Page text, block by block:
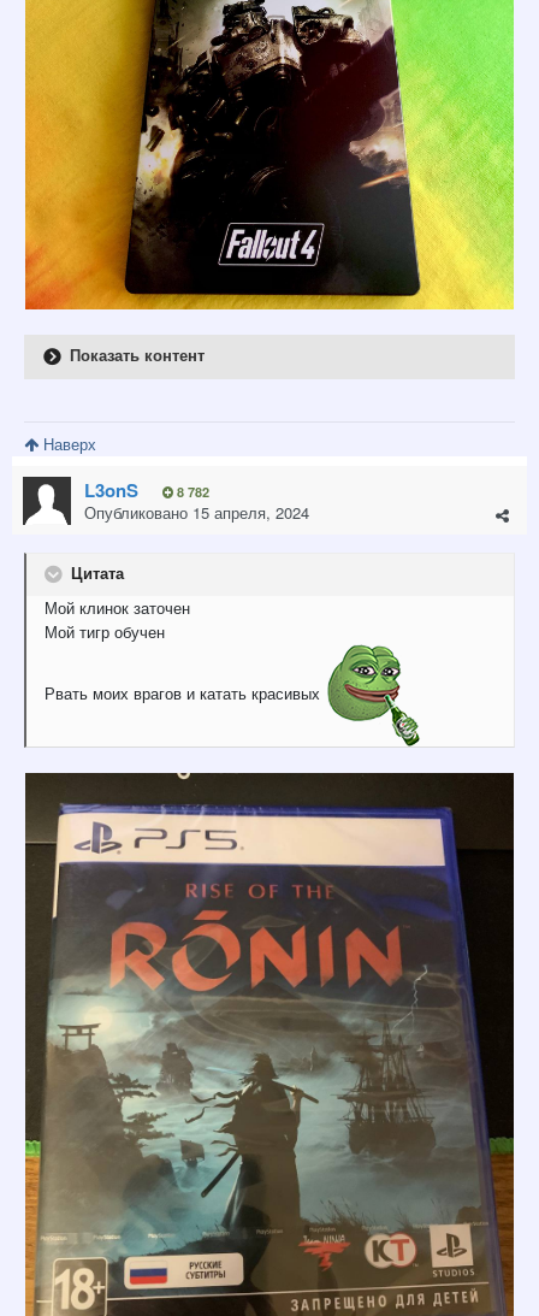
Показать контент
Наверх
L3onS 8 782
Опубликовано 15 апреля, 2024
Цитата
Мой клинок заточен
Мой тигр обучен
Рвать моих врагов и катать красивых